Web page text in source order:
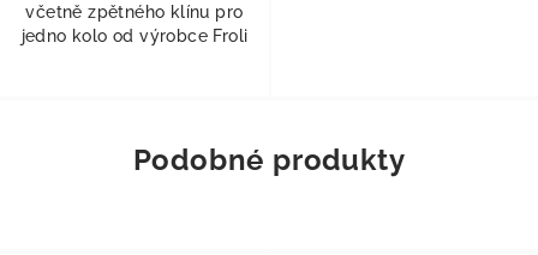
včetně zpětného klínu pro
jedno kolo od výrobce Froli
Podobné produkty